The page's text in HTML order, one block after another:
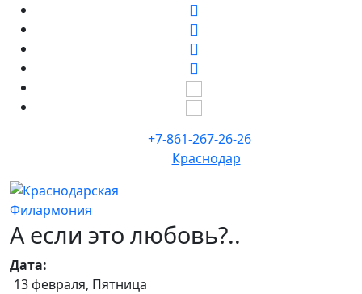
+7-861-267-26-26
Краснодар
А если это любовь?..
Дата:
13 февраля, Пятница